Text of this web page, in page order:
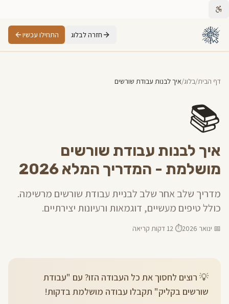
חזרה לבלוג התחילו עכשיו
דף הבית/בלוג/איך לבנות עבודת שורשים
📚
איך לבנות עבודת שורשים
מושלמת - המדריך המלא 2026
מדריך שלב אחר שלב לבניית עבודת שורשים מרשימה.
כולל טיפים מעשיים, דוגמאות ורעיונות יצירתיים.
📅 ינואר 2026 ⏱️ 12 דקות קריאה
💡 רוצים לחסוך את כל העבודה הזו? עם "עבודת
שורשים בקליק" תקבלו עבודה מושלמת בדקות!